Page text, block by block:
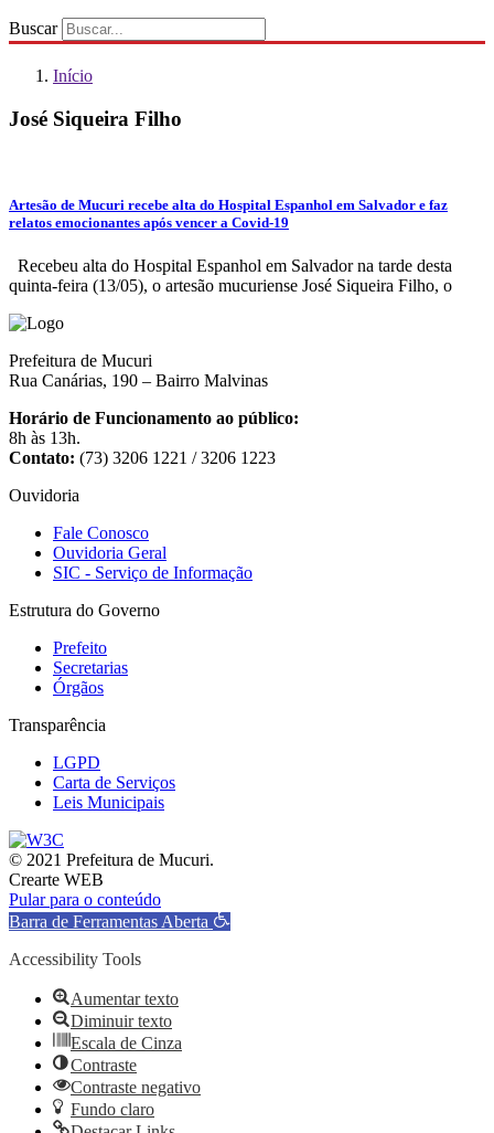
Buscar
Início
José Siqueira Filho
Artesão de Mucuri recebe alta do Hospital Espanhol em Salvador e faz
relatos emocionantes após vencer a Covid-19
Recebeu alta do Hospital Espanhol em Salvador na tarde desta
quinta-feira (13/05), o artesão mucuriense José Siqueira Filho, o
Prefeitura de Mucuri
Rua Canárias, 190 – Bairro Malvinas
Horário de Funcionamento ao público:
8h às 13h.
Contato: (73) 3206 1221 / 3206 1223
Ouvidoria
Fale Conosco
Ouvidoria Geral
SIC - Serviço de Informação
Estrutura do Governo
Prefeito
Secretarias
Órgãos
Transparência
LGPD
Carta de Serviços
Leis Municipais
© 2021 Prefeitura de Mucuri.
Crearte WEB
Pular para o conteúdo
Barra de Ferramentas Aberta
Accessibility Tools
Aumentar texto
Diminuir texto
Escala de Cinza
Contraste
Contraste negativo
Fundo claro